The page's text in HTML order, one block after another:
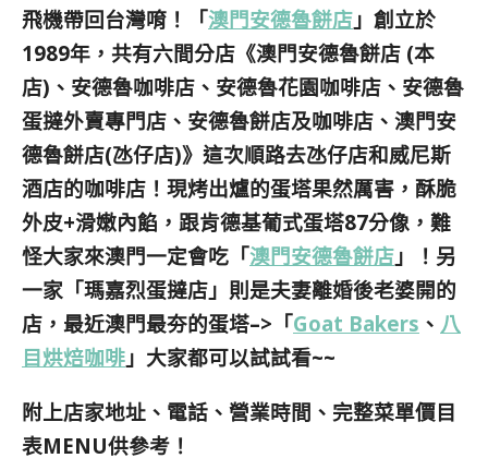
飛機帶回台灣唷！「澳門安德魯餅店 」 創立於
1989年，共有六間分店《澳門安德魯餅店 (本
店)、安德魯咖啡店、安德魯花園咖啡店、安德魯
蛋撻外賣專門店、安德魯餅店及咖啡店、澳門安
德魯餅店(氹仔店)》這次順路去氹仔店和威尼斯
酒店的咖啡店！現烤出爐的蛋塔果然厲害，酥脆
外皮+滑嫩內餡，跟肯德基葡式蛋塔87分像，難
怪大家來澳門一定會吃「澳門安德魯餅店 」！另
一家「瑪嘉烈蛋撻店」則是夫妻離婚後老婆開的
店，最近澳門最夯的蛋塔–>「Goat Bakers 、 八
目烘焙咖啡 」大家都可以試試看~~
附上店家地址、電話、營業時間、完整菜單價目
表MENU供參考！